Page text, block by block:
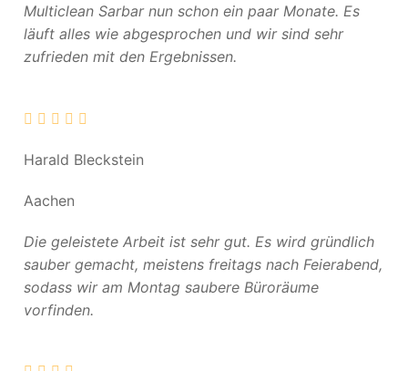
Multiclean Sarbar nun schon ein paar Monate. Es
läuft alles wie abgesprochen und wir sind sehr
zufrieden mit den Ergebnissen.
Harald Bleckstein
Aachen
Die geleistete Arbeit ist sehr gut. Es wird gründlich
sauber gemacht, meistens freitags nach Feierabend,
sodass wir am Montag saubere Büroräume
vorfinden.